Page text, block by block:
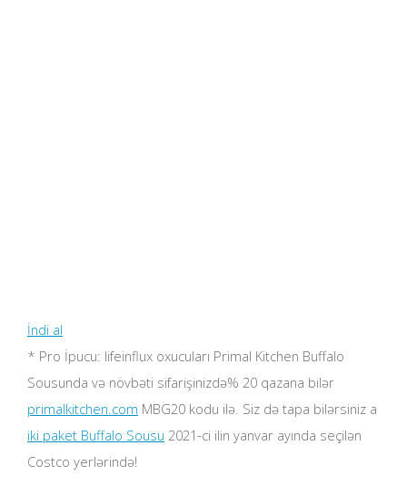
İndi al
* Pro İpucu: lifeinflux oxucuları Primal Kitchen Buffalo
Sousunda və növbəti sifarişinizdə% 20 qazana bilər
primalkitchen.com MBG20 kodu ilə. Siz də tapa bilərsiniz a
iki paket Buffalo Sousu 2021-ci ilin yanvar ayında seçilən
Costco yerlərində!